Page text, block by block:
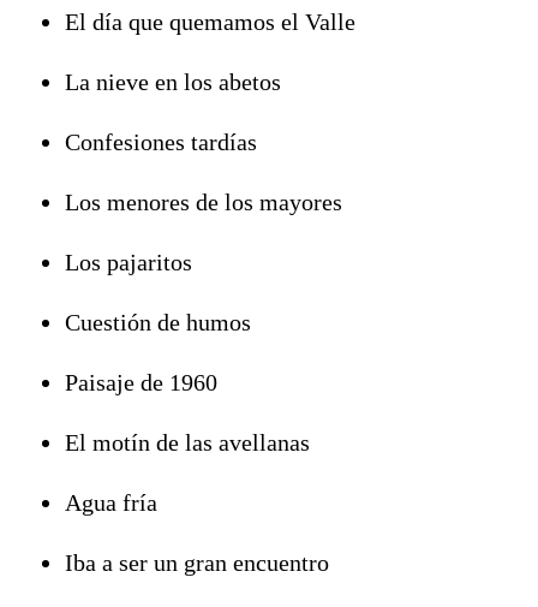
El día que quemamos el Valle
La nieve en los abetos
Confesiones tardías
Los menores de los mayores
Los pajaritos
Cuestión de humos
Paisaje de 1960
El motín de las avellanas
Agua fría
Iba a ser un gran encuentro